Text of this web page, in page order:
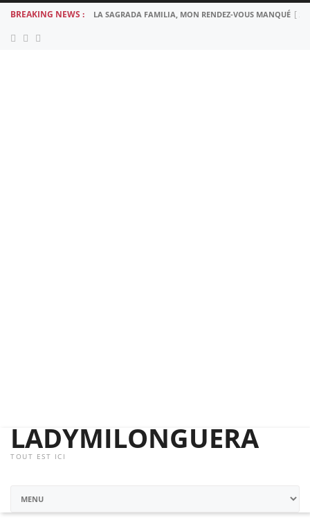
BREAKING NEWS : LA SAGRADA FAMILIA, MON RENDEZ-VOUS MANQUÉ 22
LADYMILONGUERA
TOUT EST ICI